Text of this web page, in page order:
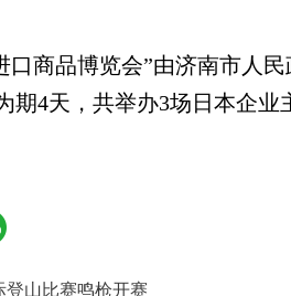
商品博览会”由济南市人民
期4天，共举办3场日本企
登山比赛鸣枪开赛